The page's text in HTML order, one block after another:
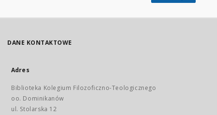
DANE KONTAKTOWE
Adres
Biblioteka Kolegium Filozoficzno-Teologicznego
oo. Dominikanów
ul. Stolarska 12